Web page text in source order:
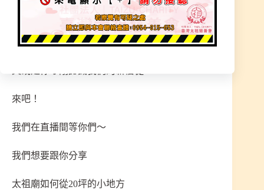
無論你是跟隨20幾年的超級老信徒
還是這幾年陪伴我們成長的好信徒
來吧！
我們在直播間等你們～
我們想要跟你分享
太祖廟如何從20坪的小地方